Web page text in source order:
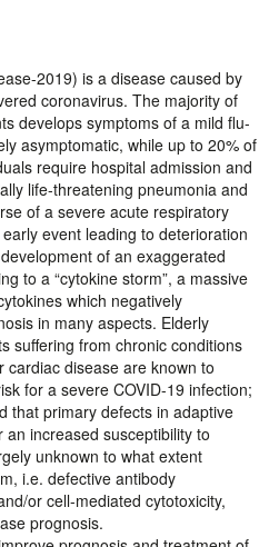
2019) is a disease caused by
coronavirus. The majority of
develops symptoms of a mild flu-
asymptomatic, while up to 20% of
require hospital admission and
life-threatening pneumonia and
of a severe acute respiratory
event leading to deterioration
of an exaggerated
to a “cytokine storm”, a massive
which negatively
in many aspects. Elderly
suffering from chronic conditions
disease are known to
for a severe COVID-19 infection;
that primary defects in adaptive
increased susceptibility to
unknown to what extent
i.e. defective antibody
or cell-mediated cytotoxicity,
prognosis.